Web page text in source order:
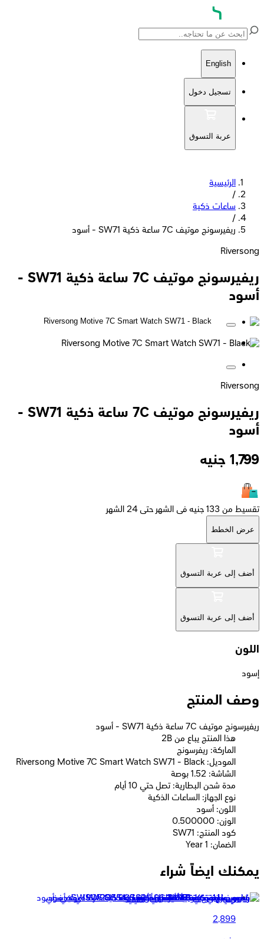
English
تسجيل دخول
عربة التسوق
الرئيسية
/
ساعات ذكية
/
ريفيرسونج موتيف 7C ساعة ذكية SW71 - أسود
Riversong
ريفيرسونج موتيف 7C ساعة ذكية SW71 -
أسود
Riversong
ريفيرسونج موتيف 7C ساعة ذكية SW71 -
أسود
1,799 جنيه
تقسيط من 133 جنيه فى الشهر حتى 24 الشهر
عرض الخطط
أضف إلى عربة التسوق
أضف إلى عربة التسوق
اللون
إسود
وصف المنتج
ريفيرسونج موتيف 7C ساعة ذكية SW71 - أسود
2B هذا المنتج يباع من
الماركة: ريفرسونج
الموديل: Riversong Motive 7C Smart Watch SW71 - Black
الشاشة: 1.52 بوصة
مدة شحن البطارية: تصل حتي 10 أيام
نوع الجهاز: الساعات الذكية
اللون: أسود
الوزن: 0.500000
كود المنتج: SW71
الضمان: 1 Year
يمكنك ايضاً شراء
ريفيرسونج موتيف 9 ماكس ساعة ذكية SW905 - فضي
2,899